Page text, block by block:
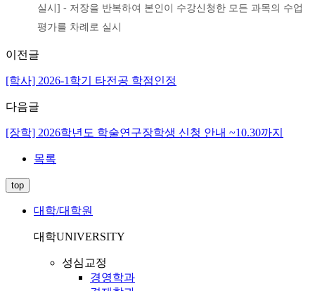
실시] - 저장을 반복하여 본인이 수강신청한 모든 과목의 수업
평가를 차례로 실시
이전글
[학사] 2026-1학기 타전공 학점인정
다음글
[장학] 2026학년도 학술연구장학생 신청 안내 ~10.30까지
목록
top
대학/대학원
대학UNIVERSITY
성심교정
경영학과